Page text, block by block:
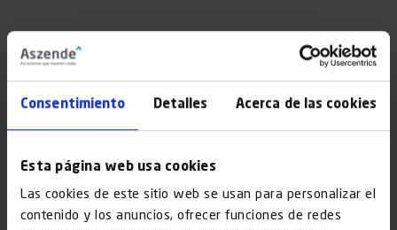
Consentimiento Detalles Acerca de las cookies
Esta página web usa cookies
Las cookies de este sitio web se usan para personalizar el
contenido y los anuncios, ofrecer funciones de redes